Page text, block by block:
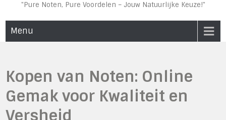
"Pure Noten, Pure Voordelen – Jouw Natuurlijke Keuze!"
Menu
Kopen van Noten: Online
Gemak voor Kwaliteit en
Versheid